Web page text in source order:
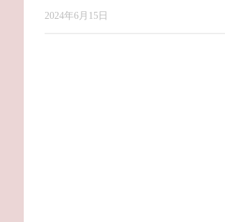
2024年6月15日